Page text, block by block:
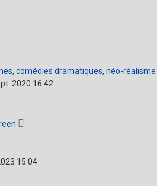
comédies dramatiques, néo-
2020 16:42
15:04